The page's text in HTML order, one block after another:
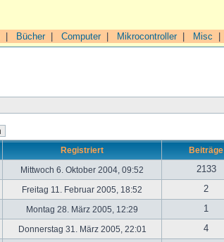
Bücher| Computer| Mikrocontroller| Misc
Registriert Beiträge
Mittwoch 6. Oktober 2004, 09:52 2133
Freitag 11. Februar 2005, 18:52
2
Montag 28. März 2005, 12:29
1
Donnerstag 31. März 2005, 22:01
4